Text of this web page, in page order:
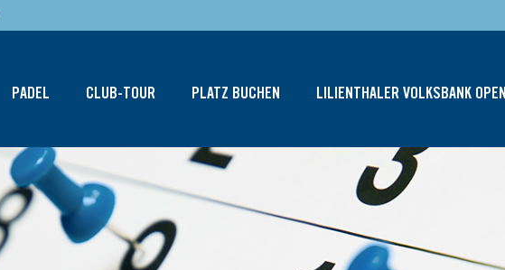
PADEL CLUB-TOUR PLATZ BUCHEN LILIENTHALER VOLKSBANK OPEN